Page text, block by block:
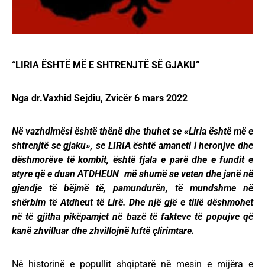
“LIRIA ËSHTË MË E SHTRENJTË SË GJAKU”
Nga dr.Vaxhid Sejdiu, Zvicër 6 mars 2022
Në vazhdimësi është thënë dhe thuhet se «Liria është më e
shtrenjtë se gjaku», se LIRIA është amaneti i heronjve dhe
dëshmorëve të kombit, është fjala e parë dhe e fundit e
atyre që e duan ATDHEUN më shumë se veten dhe janë në
gjendje të bëjmë të, pamundurën, të mundshme në
shërbim të Atdheut të Lirë. Dhe një gjë e tillë dëshmohet
në të gjitha pikëpamjet në bazë të fakteve të popujve që
kanë zhvilluar dhe zhvillojnë luftë çlirimtare.
Në historinë e popullit shqiptarë në mesin e mijëra e